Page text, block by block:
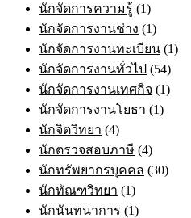
นักจัดการความรู้ (1)
นักจัดการงานช่าง (1)
นักจัดการงานทะเบียน (1)
นักจัดการงานทั่วไป (54)
นักจัดการงานเทศกิจ (1)
นักจัดการงานโยธา (1)
นักจิตวิทยา (4)
นักตรวจสอบภาษี (4)
นักทรัพยากรบุคคล (30)
นักทัณฑวิทยา (1)
นักนันทนาการ (1)